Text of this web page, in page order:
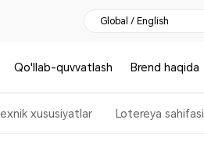
Global / English
Qo'llab-quvvatlash Brend haqida
xususiyatlar Lotereya sahifasi